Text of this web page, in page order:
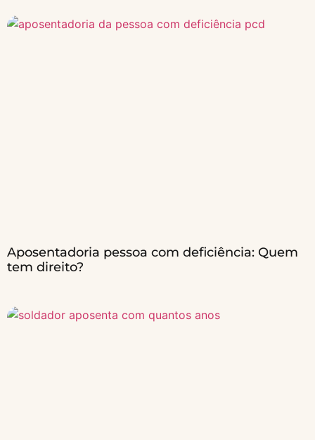
Aposentadoria pessoa com deficiência: Quem
tem direito?